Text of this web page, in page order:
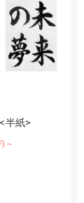
半紙>
～